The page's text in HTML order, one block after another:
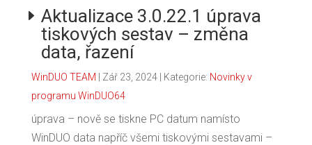
Aktualizace 3.0.22.1 úprava
tiskových sestav – změna
data, řazení
WinDUO TEAM Zář 23, 2024| Kategorie: Novinky v
programu WinDUO64
úprava – nově se tiskne PC datum namísto
WinDUO data napříč všemi tiskovými sestavami –